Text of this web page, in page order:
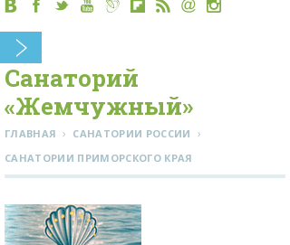
Санаторий
«Жемчужный»
ГЛАВНАЯ › САНАТОРИИ РОССИИ ›
CАНАТОРИИ ПРИМОРСКОГО КРАЯ